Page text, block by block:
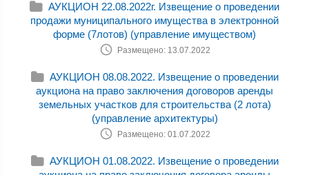
АУКЦИОН 22.08.2022г. Извещение о проведении
продажи муниципального имущества в электронной
форме (7лотов) (управление имуществом)
Размещено: 13.07.2022
АУКЦИОН 08.08.2022. Извещение о проведении
аукциона на право заключения договоров аренды
земельных участков для строительства (2 лота)
(управление архитектуры)
Размещено: 01.07.2022
АУКЦИОН 01.08.2022. Извещение о проведении